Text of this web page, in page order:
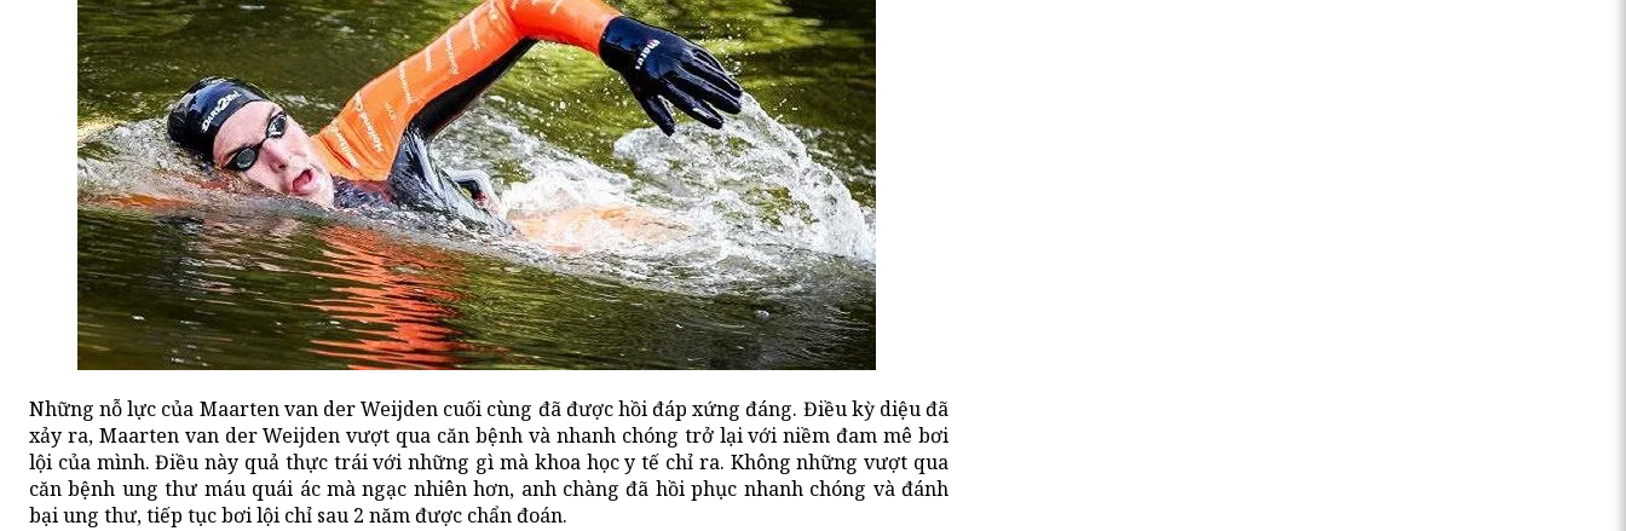
Những nỗ lực của Maarten van der Weijden cuối cùng đã được hồi đáp xứng đáng. Điều kỳ diệu đã
xảy ra, Maarten van der Weijden vượt qua căn bệnh và nhanh chóng trở lại với niềm đam mê bơi
lội của mình. Điều này quả thực trái với những gì mà khoa học y tế chỉ ra. Không những vượt qua
căn bệnh ung thư máu quái ác mà ngạc nhiên hơn, anh chàng đã hồi phục nhanh chóng và đánh
bại ung thư, tiếp tục bơi lội chỉ sau 2 năm được chẩn đoán.